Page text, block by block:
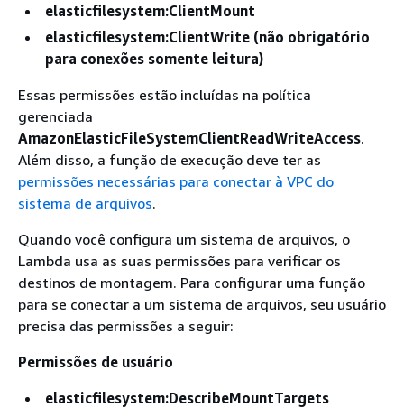
elasticfilesystem:ClientMount
elasticfilesystem:ClientWrite (não obrigatório
para conexões somente leitura)
Essas permissões estão incluídas na política
gerenciada
AmazonElasticFileSystemClientReadWriteAccess.
Além disso, a função de execução deve ter as
permissões necessárias para conectar à VPC do
sistema de arquivos.
Quando você configura um sistema de arquivos, o
Lambda usa as suas permissões para verificar os
destinos de montagem. Para configurar uma função
para se conectar a um sistema de arquivos, seu usuário
precisa das permissões a seguir:
Permissões de usuário
elasticfilesystem:DescribeMountTargets